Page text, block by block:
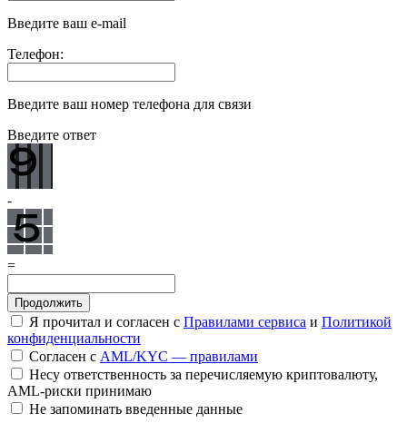
Введите ваш e-mail
Телефон:
Введите ваш номер телефона для связи
Введите ответ
-
=
Я прочитал и согласен с Правилами сервиса и Политикой
конфиденциальности
Согласен с AML/KYC — правилами
Несу ответственность за перечисляемую криптовалюту,
AML-риски принимаю
Не запоминать введенные данные